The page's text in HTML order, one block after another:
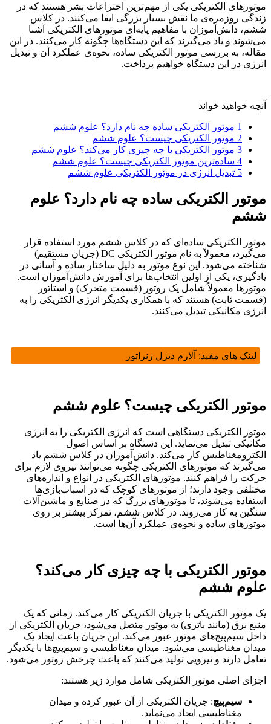
موتورهای الکتریکی یکی از مهم‌ترین اختراعات بشر هستند که در
زندگی روزمره‌ی ما نقش بسیار بزرگی ایفا می‌کنند. در کلاس
ششم، دانش‌آموزان با مفاهیم پایه‌ای موتورهای الکتریکی آشنا
می‌شوند و یاد می‌گیرند که این دستگاه‌ها چگونه کار می‌کنند. در این
مقاله، به بررسی موتور الکتریکی ساده، نحوه‌ی عملکرد آن و تبدیل
انرژی در این دستگاه خواهیم پرداخت.
آنچه خواهید خواند
1 موتور الکتریکی ساده چه نام دارد؟ علوم ششم
2 موتور الکتریکی چیست؟ علوم ششم
3 موتور الکتریکی با چه چیزی کار می‌کند؟ علوم ششم
4 ساده‌ترین موتور الکتریکی چیست؟ علوم ششم
5 تبدیل انرژی در موتور الکتریکی علوم ششم
موتور الکتریکی ساده چه نام دارد؟ علوم
ششم
موتور الکتریکی ساده‌ای که در کلاس ششم مورد استفاده قرار
می‌گیرد، معمولاً به نام موتور الکتریکی DC (جریان مستقیم)
شناخته می‌شود. این نوع موتور به دلیل ساختار ساده و آسانی در
یادگیری، یکی از اولین انتخاب‌ها برای آموزش دانش‌آموزان است.
موتورها معمولاً شامل یک روتور (قسمت متحرک) و استاتور
(قسمت ثابت) هستند که با همکاری یکدیگر انرژی الکتریکی را به
انرژی مکانیکی تبدیل می‌کنند.
لینک های مفید: آلارم دیزل ژنراتور
موتور الکتریکی چیست؟ علوم ششم
موتور الکتریکی دستگاهی است که انرژی الکتریکی را به انرژی
مکانیکی تبدیل می‌نماید. این دستگاه بر اساس اصول
الکترومغناطیس کار می‌کند. دانش‌آموزان در کلاس ششم یاد
می‌گیرند که موتورهای الکتریکی چگونه می‌توانند نیروی لازم برای
حرکت را فراهم کنند. موتورهای الکتریکی در انواع و اندازه‌های
مختلفی وجود دارند؛ از موتورهای کوچک که در اسباب‌بازی‌ها
استفاده می‌شوند، تا موتورهای بزرگ که در صنایع و ماشین‌آلات
سنگین به کار می‌روند. در کلاس ششم، تمرکز بیشتر بر روی
موتورهای ساده و نحوه‌ی عملکرد آن‌ها است.
موتور الکتریکی با چه چیزی کار می‌کند؟
علوم ششم
یک موتور الکتریکی با جریان الکتریکی کار می‌کند. زمانی که یک
منبع برق (مانند باتری) به موتور متصل می‌شود، جریان الکتریکی از
داخل سیم‌پیچ‌های موتور عبور می‌کند. این جریان باعث ایجاد یک
میدان مغناطیسی می‌شود. میدان مغناطیسی و سیم‌پیچ‌ها با یکدیگر
تعامل دارند و نیرویی تولید می‌کنند که باعث چرخش روتور می‌شود.
اجزای اصلی موتور الکتریکی شامل موارد زیر هستند:
سیم‌پیچ: جریان الکتریکی از آن عبور کرده و میدان
مغناطیسی ایجاد می‌نماید.